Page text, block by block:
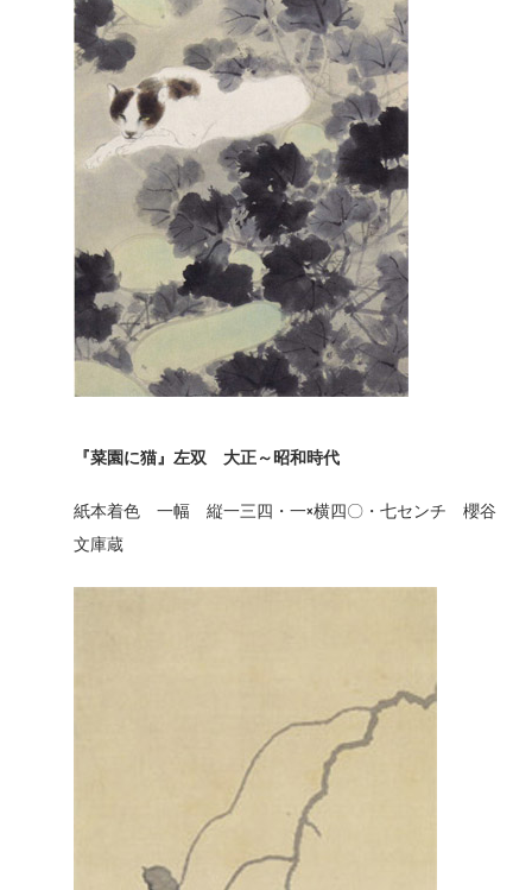
『菜園に猫』左双 大正～昭和時代
紙本着色 一幅 縦一三四・一×横四〇・七センチ 櫻谷
文庫蔵